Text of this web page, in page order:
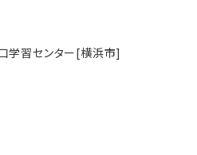
学習センター[横浜市]